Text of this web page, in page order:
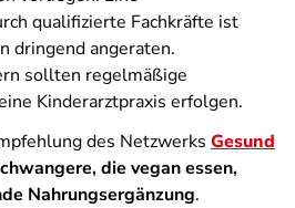
qualifizierte Fachkräfte ist
dringend angeraten.
sollten regelmäßige
Kinderarztpraxis erfolgen.
des Netzwerks Gesund
die vegan essen,
Nahrungsergänzung.